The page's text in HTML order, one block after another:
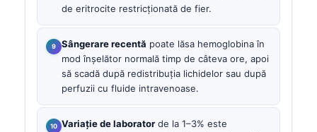
de eritrocite restricționată de fier.
Sângerare recentă poate lăsa hemoglobina în
mod înșelător normală timp de câteva ore, apoi
să scadă după redistribuția lichidelor sau după
perfuzii cu fluide intravenoase.
Variație de laborator de la 1–3% este